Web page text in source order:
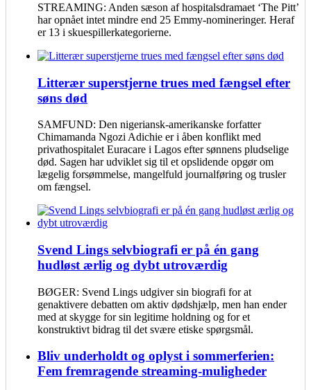
STREAMING: Anden sæson af hospitalsdramaet ‘The Pitt’
har opnået intet mindre end 25 Emmy-nomineringer. Heraf
er 13 i skuespillerkategorierne.
Litterær superstjerne trues med fængsel efter
søns død
SAMFUND: Den nigeriansk-amerikanske forfatter
Chimamanda Ngozi Adichie er i åben konflikt med
privathospitalet Euracare i Lagos efter sønnens pludselige
død. Sagen har udviklet sig til et opslidende opgør om
lægelig forsømmelse, mangelfuld journalføring og trusler
om fængsel.
Svend Lings selvbiografi er på én gang
hudløst ærlig og dybt utroværdig
BØGER: Svend Lings udgiver sin biografi for at
genaktivere debatten om aktiv dødshjælp, men han ender
med at skygge for sin legitime holdning og for et
konstruktivt bidrag til det svære etiske spørgsmål.
Bliv underholdt og oplyst i sommerferien:
Fem fremragende streaming-muligheder